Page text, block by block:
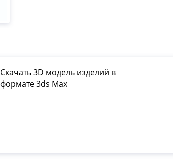
Скачать 3D модель изделий в
формате 3ds Max